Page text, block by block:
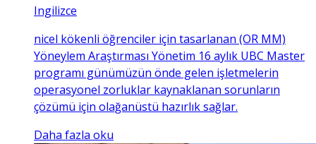
Ingilizce
nicel kökenli öğrenciler için tasarlanan (OR MM)
Yöneylem Araştırması Yönetim 16 aylık UBC Master
programı günümüzün önde gelen işletmelerin
operasyonel zorluklar kaynaklanan sorunların
çözümü için olağanüstü hazırlık sağlar.
Daha fazla oku